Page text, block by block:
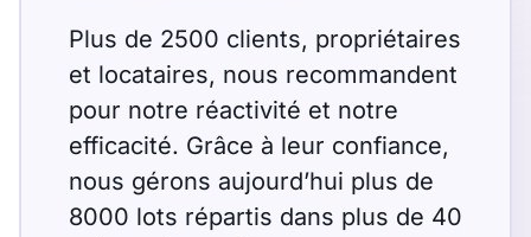
Plus de 2500 clients, propriétaires
et locataires, nous recommandent
pour notre réactivité et notre
efficacité. Grâce à leur confiance,
nous gérons aujourd’hui plus de
8000 lots répartis dans plus de 40